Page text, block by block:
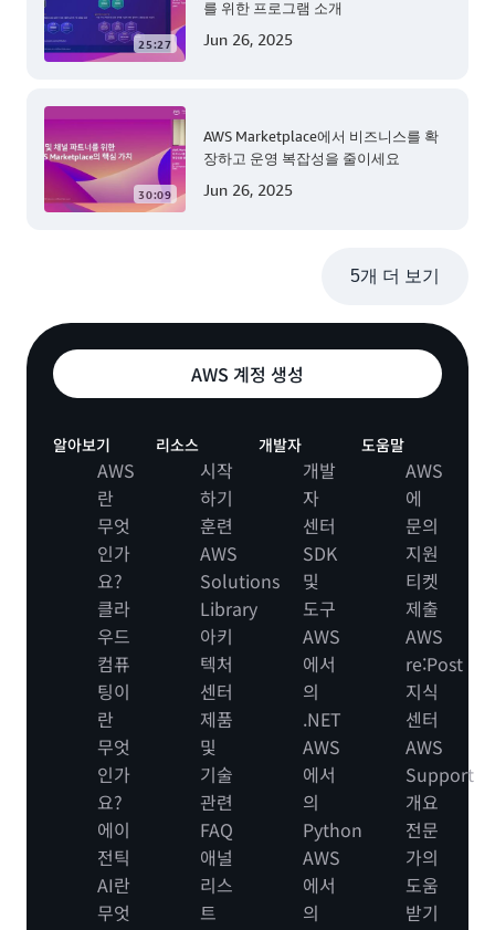
25:27
를 위한 프로그램 소개
Jun 26, 2025
30:09
AWS Marketplace에서 비즈니스를 확
장하고 운영 복잡성을 줄이세요
Jun 26, 2025
5개 더 보기
AWS 계정 생성
알아보기
AWS
란
무엇
인가
요?
클라
우드
컴퓨
팅이
란
무엇
인가
요?
에이
전틱
AI란
무엇
리소스
시작
하기
훈련
AWS
Solutions
Library
아키
텍처
센터
제품
및
기술
관련
FAQ
애널
리스
트
개발자
개발
자
센터
SDK
및
도구
AWS
에서
의
.NET
AWS
에서
의
Python
AWS
에서
의
도움말
AWS
에
문의
지원
티켓
제출
AWS
re:Post
지식
센터
AWS
Support
개요
전문
가의
도움
받기